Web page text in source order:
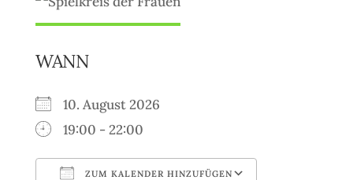
WANN
10. August 2026
19:00 - 22:00
ZUM KALENDER HINZUFÜGEN